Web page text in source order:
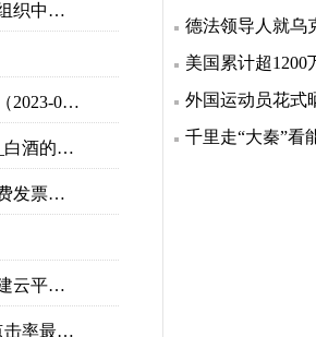
世界观焦点：联合国粮食及农业组织中国籍总干事屈冬玉2日在新任总干事选举中成功胜选连任
当前速讯：丙烯腈商品报价动态（2023-07-02）
【全球聚看点】白酒的囯家标准_白酒的国家标准都有哪些
电费发票怎么打印电子发票（电费发票网上怎么打印）-环球报资讯
【环球报资讯】首个出行行业党建云平台发布
点击率最高的咖啡馆饮品_关于点击率最高的咖啡馆饮品介绍
德法领导人就乌克
美国累计超1200
外国运动员花式晒出“冬
千里走“大秦”看